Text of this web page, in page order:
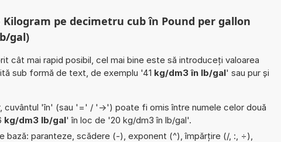
pe decimetru cub în Pound per gallon
gal)
cât mai rapid posibil, cel mai bine este să introduceți valoarea
sub formă de text, de exemplu '41 kg/dm3 în lb/gal' sau pur și
cuvântul 'în' (sau '=' / '->') poate fi omis între numele celor două
kg/dm3 lb/gal' în loc de '20 kg/dm3 în lb/gal'.
bază: paranteze, scădere (-), exponent (^), împărțire (/, :, ÷),